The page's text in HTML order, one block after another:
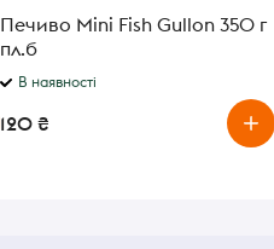
Печиво Mini Fish Gullon 350 г
пл.б
В наявності
120 ₴